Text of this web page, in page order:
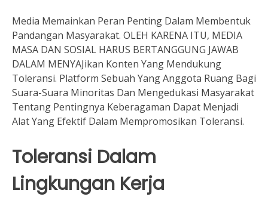
Media Memainkan Peran Penting Dalam Membentuk
Pandangan Masyarakat. OLEH KARENA ITU, MEDIA
MASA DAN SOSIAL HARUS BERTANGGUNG JAWAB
DALAM MENYAJikan Konten Yang Mendukung
Toleransi. Platform Sebuah Yang Anggota Ruang Bagi
Suara-Suara Minoritas Dan Mengedukasi Masyarakat
Tentang Pentingnya Keberagaman Dapat Menjadi
Alat Yang Efektif Dalam Mempromosikan Toleransi.
Toleransi Dalam
Lingkungan Kerja